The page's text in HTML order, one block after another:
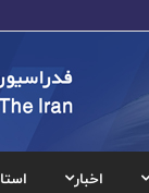
اخبار